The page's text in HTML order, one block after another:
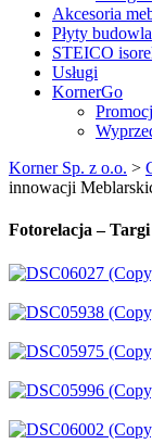
Akcesoria
Płyty
STEICO
Usługi
KornerGo
Korner Sp. z o.o. >
innowacji
Fotorelacja –